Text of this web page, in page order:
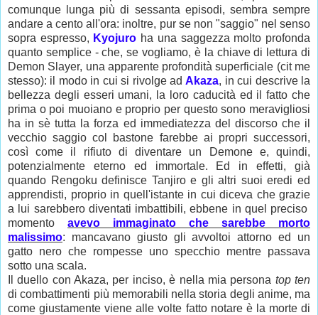
comunque lunga più di sessanta episodi, sembra sempre
andare a cento all'ora: inoltre, pur se non "saggio" nel senso
sopra espresso, Kyojuro ha una saggezza molto profonda
quanto semplice - che, se vogliamo, è la chiave di lettura di
Demon Slayer, una apparente profondità superficiale (cit me
stesso): il modo in cui si rivolge adAkaza, in cui descrive la
bellezza degli esseri umani, la loro caducità ed il fatto che
prima o poi muoiano e proprio per questo sono meravigliosi
ha in sè tutta la forza ed immediatezza del discorso che il
vecchio saggio col bastone farebbe ai propri successori,
così come il rifiuto di diventare un Demone e, quindi,
potenzialmente eterno ed immortale. Ed in effetti, già
quando Rengoku definisce Tanjiro e gli altri suoi eredi ed
apprendisti, proprio in quell'istante in cui diceva che grazie
a lui sarebbero diventati imbattibili, ebbene in quel preciso
momento avevo immaginato che sarebbe morto
malissimo: mancavano giusto gli avvoltoi attorno ed un
gatto nero che rompesse uno specchio mentre passava
sotto una scala.
Il duello con Akaza, per inciso, è nella mia persona top ten
di combattimenti più memorabili nella storia degli anime, ma
come giustamente viene alle volte fatto notare è la morte di